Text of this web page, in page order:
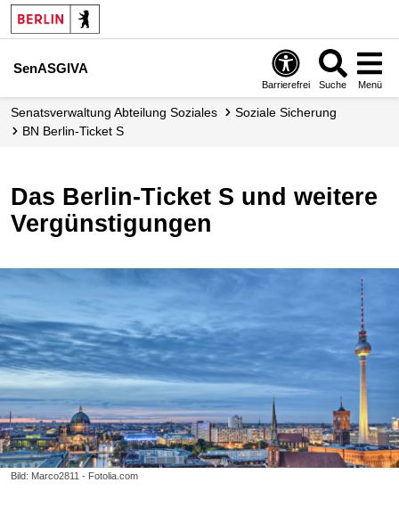
SenASGIVA
Barrierefrei Suche Menü
Senats­verwaltung Abteilung Soziales
Soziale Sicherung
BN Berlin-Ticket S
Das Berlin-Ticket S und weitere
Vergünstigungen
Bild: Marco2811 - Fotolia.com